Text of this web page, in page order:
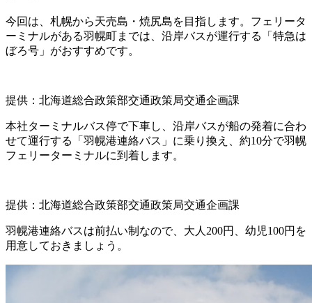
今回は、札幌から天売島・焼尻島を目指します。フェリータ
ーミナルがある羽幌町までは、沿岸バスが運行する「特急は
ぼろ号」がおすすめです。
提供：北海道総合政策部交通政策局交通企画課
本社ターミナルバス停で下車し、沿岸バスが船の発着に合わ
せて運行する「羽幌港連絡バス」に乗り換え、約10分で羽幌
フェリーターミナルに到着します。
提供：北海道総合政策部交通政策局交通企画課
羽幌港連絡バスは前払い制なので、大人200円、幼児100円を
用意しておきましょう。